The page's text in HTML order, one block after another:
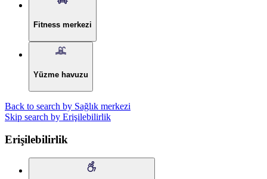
Fitness merkezi
Yüzme havuzu
Back to search by Sağlık merkezi
Skip search by Erişilebilirlik
Erişilebilirlik